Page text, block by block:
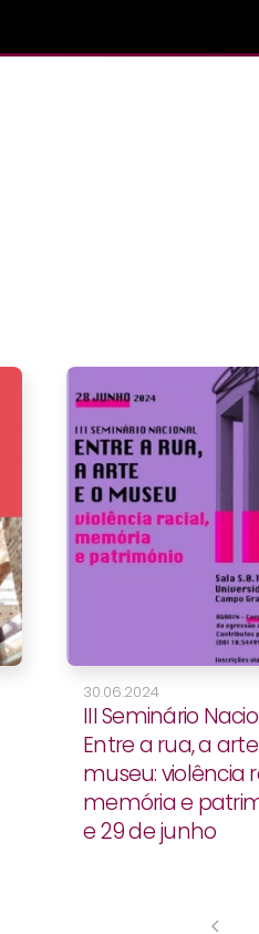
30.06.2024
III Seminário
Entre a rua, a
museu: violência
memória e
e 29 de junho